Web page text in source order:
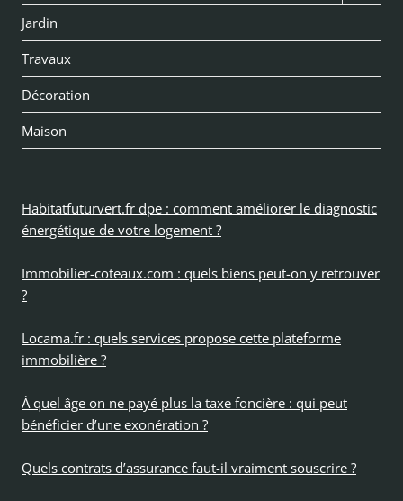
le
menu
Jardin
Travaux
Décoration
Maison
Habitatfuturvert.fr dpe : comment améliorer le diagnostic
énergétique de votre logement ?
Immobilier-coteaux.com : quels biens peut-on y retrouver
?
Locama.fr : quels services propose cette plateforme
immobilière ?
À quel âge on ne payé plus la taxe foncière : qui peut
bénéficier d’une exonération ?
Quels contrats d’assurance faut-il vraiment souscrire ?